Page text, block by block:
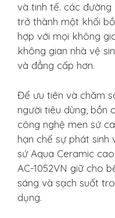
và tinh tế. các đường
trở thành một khối
hợp với mọi không
không gian nhà vệ
và đẳng cấp hơn.
Để ưu tiên và chăm
người tiêu dùng, bồn
công nghệ men sứ
hạn chế sự phát sinh
sứ Aqua Ceramic
AC-1052VN giữ cho
sáng và sạch suốt
dụng.